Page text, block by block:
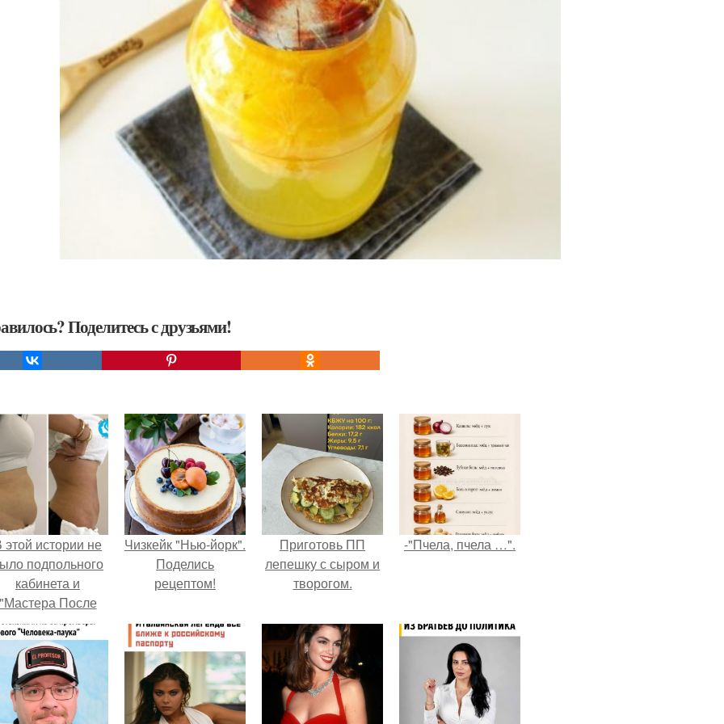
Поделитесь с друзьями!
этой истории не
подпольного
кабинета и
После
Двухнедельных
Курсов".
Чизкейк "Нью-йорк".
Поделись
рецептом!
Приготовь ПП
лепешку с сыром и
творогом.
-"Пчела, пчела …".